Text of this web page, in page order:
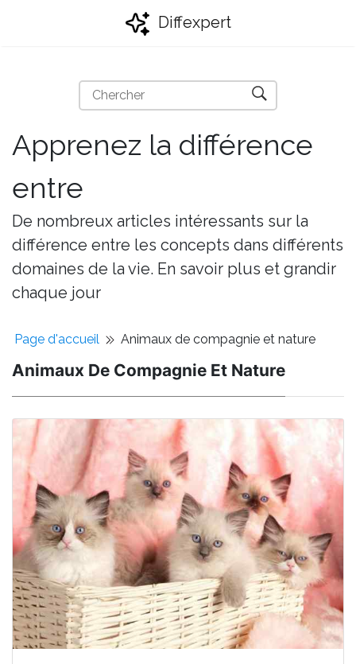
Diffexpert
Apprenez la différence
entre
De nombreux articles intéressants sur la
différence entre les concepts dans différents
domaines de la vie. En savoir plus et grandir
chaque jour
Page d'accueil Animaux de compagnie et nature
Animaux De Compagnie Et Nature